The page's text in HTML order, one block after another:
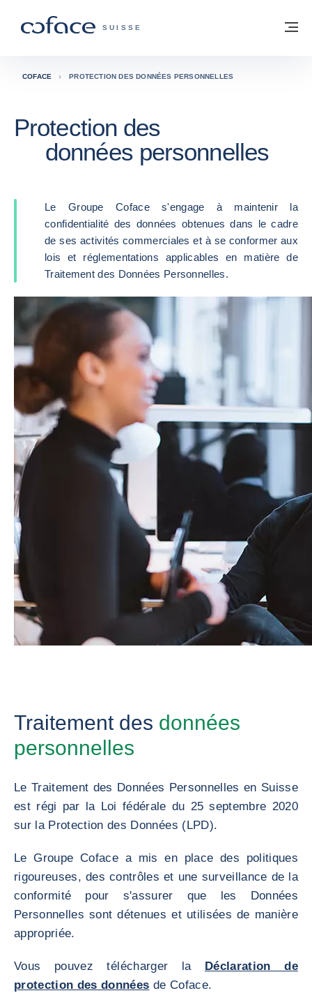
COFACE, FOR TRADE - PAGE
SUISSE
Retour à la page d'accueil
COFACE PROTECTION DES DONNÉES PERSONNELLES
Protection des
données personnelles
Le Groupe Coface s'engage à maintenir la
confidentialité des données obtenues dans le cadre
de ses activités commerciales et à se conformer aux
lois et réglementations applicables en matière de
Traitement des Données Personnelles.
Traitement des données
personnelles
Le Traitement des Données Personnelles en Suisse
est régi par la Loi fédérale du 25 septembre 2020
sur la Protection des Données (LPD).
Le Groupe Coface a mis en place des politiques
rigoureuses, des contrôles et une surveillance de la
conformité pour s'assurer que les Données
Personnelles sont détenues et utilisées de manière
appropriée.
Vous pouvez télécharger la Déclaration de
protection des données de Coface.